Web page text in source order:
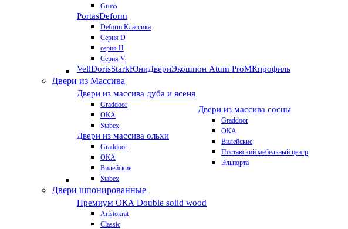
Gross
PortasDeform
Deform Классика
Серия D
серия H
Серия V
VellDorisStarkЮниДвериЭкошпон Atum ProМКпрофиль
Двери из Массива
Двери из массива дуба и ясеня
Graddoor
ОКА
Stabex
Двери из массива ольхи
Graddoor
ОКА
Вилейские
Stabex
Двери из массива сосны
Graddoor
ОКА
Вилейские
Поставский мебельный центр
Эльпорта
Двери шпонированные
Премиум ОКА Double solid wood
Aristokrat
Classic